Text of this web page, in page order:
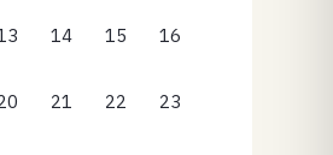
14 15 16
21 22 23